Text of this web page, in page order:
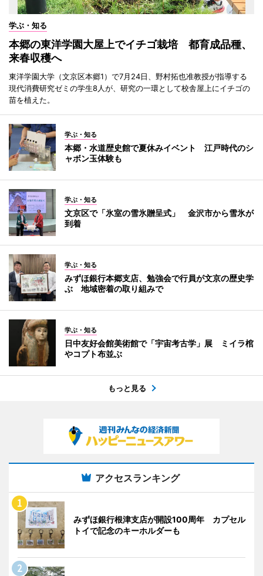
学ぶ・知る
本郷の東洋学園大屋上でイチゴ栽培 都育成品種、
来春収穫へ
東洋学園大学（文京区本郷1）で7月24日、野村拓也准教授が指導する
現代消費研究ゼミの学生8人が、研究の一環として校舎屋上にイチゴの
苗を植えた。
学ぶ・知る
本郷・水道歴史館で夏休みイベント 江戸時代のシ
ャボン玉体験も
学ぶ・知る
文京区で「氷室の雪氷贈呈式」 金沢市から雪氷が
到着
学ぶ・知る
みずほ銀行本郷支店、勉強会で行員が文京の歴史学
ぶ 地域密着の取り組みで
学ぶ・知る
日中友好会館美術館で「宇宙考古学」展 ミイラ棺
やコプト布並ぶ
もっと見る
アクセスランキング
みずほ銀行根津支店が開設100周年 カプセル
トイで記念のキーホルダーも